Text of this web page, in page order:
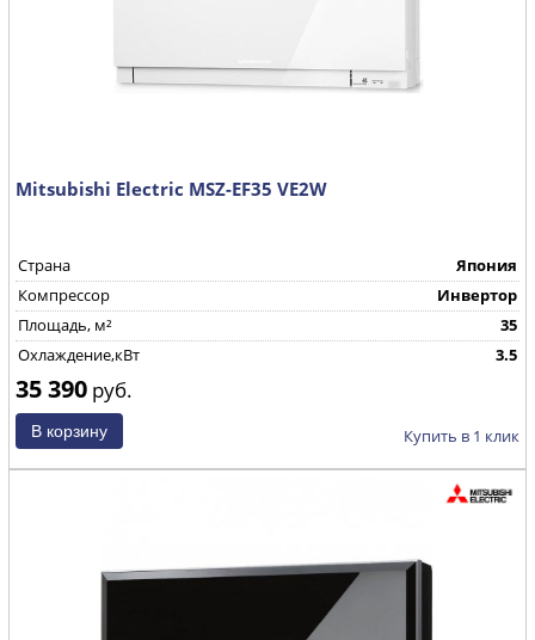
Mitsubishi Electric MSZ-EF35 VE2W
Страна
Япония
Компрессор
Инвертор
Площадь, м²
35
Охлаждение,кВт
3.5
35 390 руб.
Купить в 1 клик